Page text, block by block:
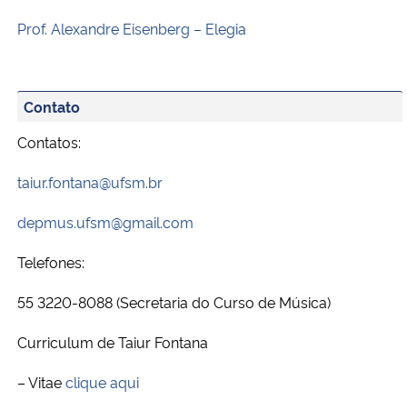
Prof. Alexandre Eisenberg – Elegia
Contato
Contatos:
taiur.fontana@ufsm.br
depmus.ufsm@gmail.com
Telefones:
55 3220-8088 (Secretaria do Curso de Música)
Curriculum de Taiur Fontana
– Vitaeclique aqui